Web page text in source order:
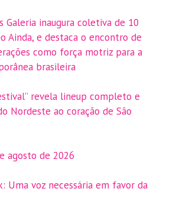
Galeria inaugura coletiva de 10
Ainda, e destaca o encontro de
como força motriz para a
brasileira
revela lineup completo e
Nordeste ao coração de São
agosto de 2026
Uma voz necessária em favor da